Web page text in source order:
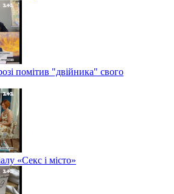
помітив "двійника" свого
«Секс і місто»